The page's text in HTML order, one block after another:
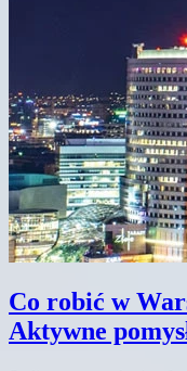
Co robić w
Aktywne